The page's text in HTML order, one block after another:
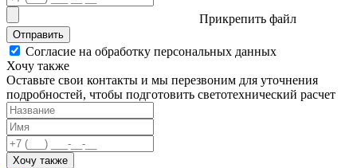
Прикрепить файл
Отправить
Согласие на обработку персональных данных
Хочу также
Оставьте свои контакты и мы перезвоним для уточнения
подробностей, чтобы подготовить светотехнический расчет
Хочу также